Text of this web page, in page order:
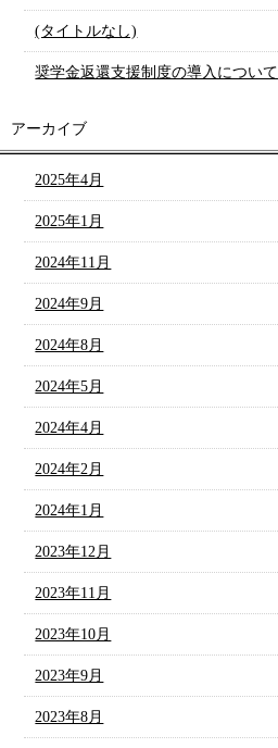
(タイトルなし)
奨学金返還支援制度の導入について
アーカイブ
2025年4月
2025年1月
2024年11月
2024年9月
2024年8月
2024年5月
2024年4月
2024年2月
2024年1月
2023年12月
2023年11月
2023年10月
2023年9月
2023年8月